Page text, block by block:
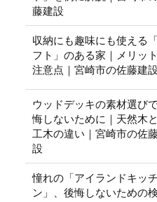
藤建設
収納にも趣味にも使える
フト」のある家｜メリッ
注意点｜宮崎市の佐藤建
ウッドデッキの素材選び
悔しないために｜天然木
工木の違い｜宮崎市の佐
設
憧れの「アイランドキッチ
ン」、後悔しないための